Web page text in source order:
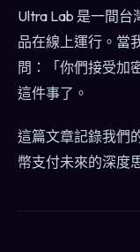
Ultra Lab 是一間台
品在線上運行。當
問：「你們接受加
這件事了。
這篇文章記錄我們
幣支付未來的深度